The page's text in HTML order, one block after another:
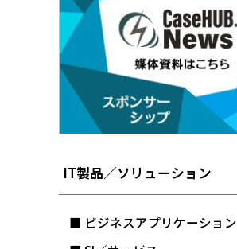
IT製品／ソリューション
■ ビジネスアプリケーション